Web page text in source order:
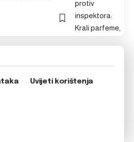
Uvijeti korištenja